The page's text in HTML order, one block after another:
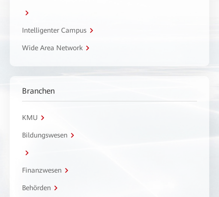
Intelligenter Campus
Wide Area Network
Branchen
KMU
Bildungswesen
Finanzwesen
Behörden